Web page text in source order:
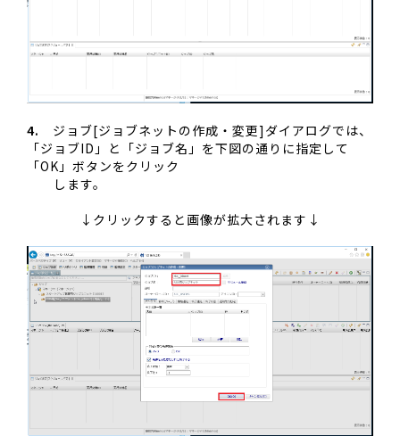
4. ジョブ[ジョブネットの作成・変更]ダイアログでは、
「ジョブID」と「ジョブ名」を下図の通りに指定して
「OK」ボタンをクリック
します。
↓クリックすると画像が拡大されます↓